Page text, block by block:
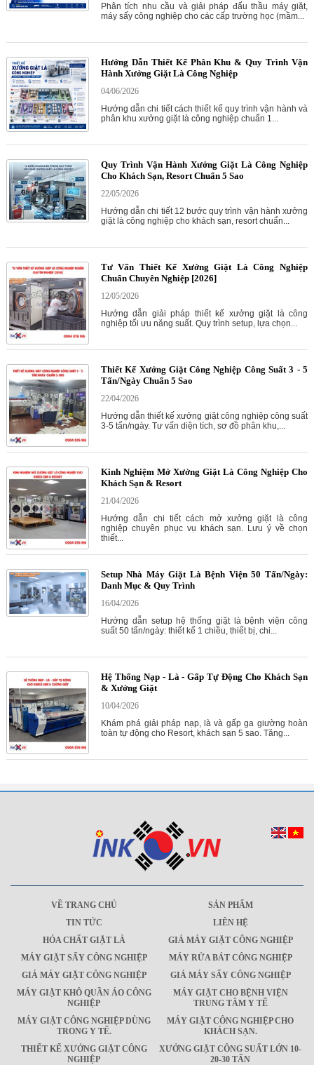
Phân tích nhu cầu và giải pháp đấu thầu máy giặt,
máy sấy công nghiệp cho các cấp trường học (mầm...
Hướng Dẫn Thiết Kế Phân Khu & Quy Trình Vận
Hành Xưởng Giặt Là Công Nghiệp
04/06/2026
Hướng dẫn chi tiết cách thiết kế quy trình vận hành và
phân khu xưởng giặt là công nghiệp chuẩn 1...
Quy Trình Vận Hành Xưởng Giặt Là Công Nghiệp
Cho Khách Sạn, Resort Chuẩn 5 Sao
22/05/2026
Hướng dẫn chi tiết 12 bước quy trình vận hành xưởng
giặt là công nghiệp cho khách sạn, resort chuẩn...
Tư Vấn Thiết Kế Xưởng Giặt Là Công Nghiệp
Chuẩn Chuyên Nghiệp [2026]
12/05/2026
Hướng dẫn giải pháp thiết kế xưởng giặt là công
nghiệp tối ưu năng suất. Quy trình setup, lựa chọn...
Thiết Kế Xưởng Giặt Công Nghiệp Công Suất 3 - 5
Tấn/Ngày Chuẩn 5 Sao
22/04/2026
Hướng dẫn thiết kế xưởng giặt công nghiệp công suất
3-5 tấn/ngày. Tư vấn diện tích, sơ đồ phân khu,...
Kinh Nghiệm Mở Xưởng Giặt Là Công Nghiệp Cho
Khách Sạn & Resort
21/04/2026
Hướng dẫn chi tiết cách mở xưởng giặt là công
nghiệp chuyên phục vụ khách sạn. Lưu ý về chọn
thiết...
Setup Nhà Máy Giặt Là Bệnh Viện 50 Tấn/Ngày:
Danh Mục & Quy Trình
16/04/2026
Hướng dẫn setup hệ thống giặt là bệnh viện công
suất 50 tấn/ngày: thiết kế 1 chiều, thiết bị, chi...
Hệ Thống Nạp - Là - Gấp Tự Động Cho Khách Sạn
& Xưởng Giặt
10/04/2026
Khám phá giải pháp nạp, là và gấp ga giường hoàn
toàn tự động cho Resort, khách sạn 5 sao. Tăng...
VỀ TRANG CHỦ
SẢN PHẨM
TIN TỨC
LIÊN HỆ
HÓA CHẤT GIẶT LÀ
GIÁ MÁY GIẶT CÔNG NGHIỆP
MÁY GIẶT SẤY CÔNG NGHIỆP
MÁY RỬA BÁT CÔNG NGHIỆP
GIÁ MÁY GIẶT CÔNG NGHIỆP
GIÁ MÁY SẤY CÔNG NGHIỆP
MÁY GIẶT KHÔ QUẦN ÁO CÔNG
NGHIỆP
MÁY GIẶT CHO BỆNH VIỆN
TRUNG TÂM Y TẾ
MÁY GIẶT CÔNG NGHIỆP DÙNG
TRONG Y TẾ.
MÁY GIẶT CÔNG NGHIỆP CHO
KHÁCH SẠN.
THIẾT KẾ XƯỞNG GIẶT CÔNG
NGHIỆP
XƯỞNG GIẶT CÔNG SUẤT LỚN 10-
20-30 TẤN